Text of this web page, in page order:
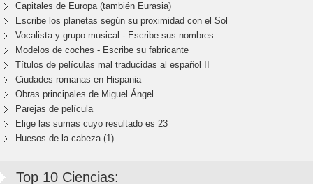
Capitales de Europa (también Eurasia)
Escribe los planetas según su proximidad con el Sol
Vocalista y grupo musical - Escribe sus nombres
Modelos de coches - Escribe su fabricante
Títulos de películas mal traducidas al español II
Ciudades romanas en Hispania
Obras principales de Miguel Ángel
Parejas de película
Elige las sumas cuyo resultado es 23
Huesos de la cabeza (1)
Top 10 Ciencias: